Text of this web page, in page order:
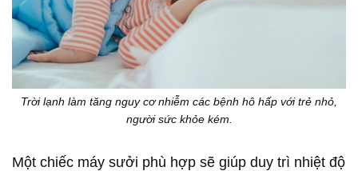
Trời lạnh làm tăng nguy cơ nhiễm các bệnh hô hấp với trẻ nhỏ,
người sức khỏe kém.
Một chiếc máy sưởi phù hợp sẽ giúp duy trì nhiệt độ